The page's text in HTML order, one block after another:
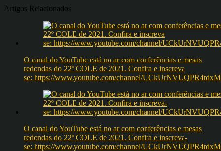
Artigos Relacionados
O canal do YouTube está no ar com conferências e mesas
redondas do 22º COLE de 2021. Confira e inscreva
se: https://www.youtube.com/channel/
O canal do YouTube está no ar com conferências e mesas
redondas do 22º COLE de 2021. Confira e inscreva-
se: https://www.youtube.com/channel/